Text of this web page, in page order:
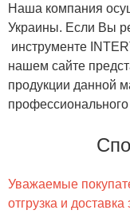
Наша компания
Украины. Если Вы
инструменте
нашем сайте
продукции данной
Уважаемые
отгрузка и